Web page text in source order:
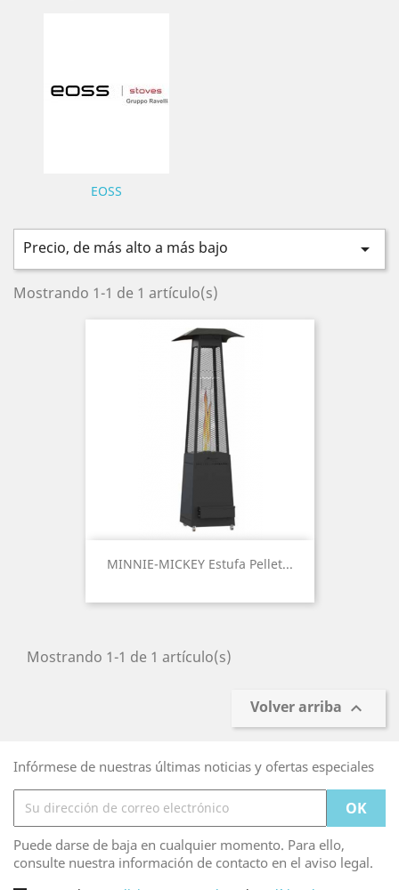
EOSS
Precio, de más alto a más bajo 
Mostrando 1-1 de 1 artículo(s)
MINNIE-MICKEY Estufa Pellet...
Mostrando 1-1 de 1 artículo(s)
Volver arriba 
Infórmese de nuestras últimas noticias y ofertas especiales
Puede darse de baja en cualquier momento. Para ello,
consulte nuestra información de contacto en el aviso legal.